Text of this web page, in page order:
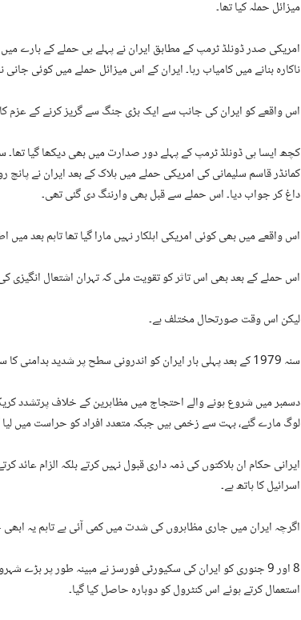
میزائل حملہ کیا تھا۔
امریکی صدر ڈونلڈ ٹرمپ کے مطابق ایران نے پہلے ہی حملے کے بارے
ناکارہ بنانے میں کامیاب رہا۔ ایران کے اس میزائل حملے میں کوئی جانی
اس واقعے کو ایران کی جانب سے ایک بڑی جنگ سے گریز کرنے کے عزم
کمانڈر قاسم سلیمانی کی امریکی حملے میں ہلاک کے بعد ایران نے پانچ
داغ کر جواب دیا۔ اس حملے سے قبل بھی وارننگ دی گئی تھی۔
اس واقعے میں بھی کوئی امریکی اہلکار نہیں مارا گیا تھا تاہم بعد
اس حملے کے بعد بھی اس تاثر کو تقویت ملی کہ تہران اشتعال انگیزی
لیکن اس وقت صورتحال مختلف ہے۔
سنہ 1979 کے بعد پہلی بار ایران کو اندرونی سطح پر شدید بدامنی کا سامنا ہے۔
دسمبر میں شروع ہونے والے احتجاج میں مظاہرین کے خلاف پرتشدد
لوگ مارے گئے، بہت سے زخمی ہیں جبکہ متعدد افراد کو حراست میں لیا
ایرانی حکام ان ہلاکتوں کی ذمہ داری قبول نہیں کرتے بلکہ الزام
اسرائیل کا ہاتھ ہے۔
اگرچہ ایران میں جاری مظاہروں کی شدت میں کمی آئی ہے تاہم یہ ابھی
8 اور 9 جنوری کو ایران کی سکیورٹی فورسز نے مبینہ طور پر
استعمال کرتے ہوئے اس کنٹرول کو دوبارہ حاصل کیا گیا۔